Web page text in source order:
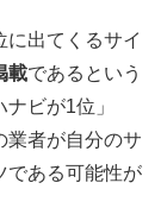
に出てくるサイ
載であるという
ビが1位」
業者が自分のサ
である可能性が